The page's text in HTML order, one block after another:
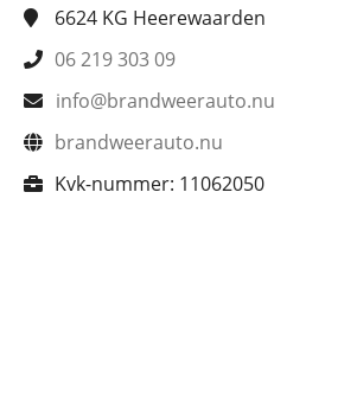
6624 KG Heerewaarden
06 219 303 09
info@brandweerauto.nu
brandweerauto.nu
Kvk-nummer: 11062050